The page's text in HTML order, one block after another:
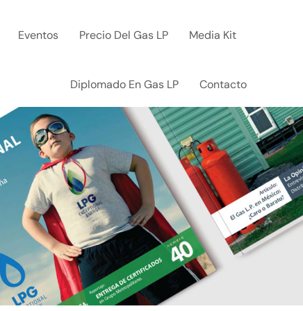
Eventos Precio Del Gas LP Media Kit
Diplomado En Gas LP Contacto